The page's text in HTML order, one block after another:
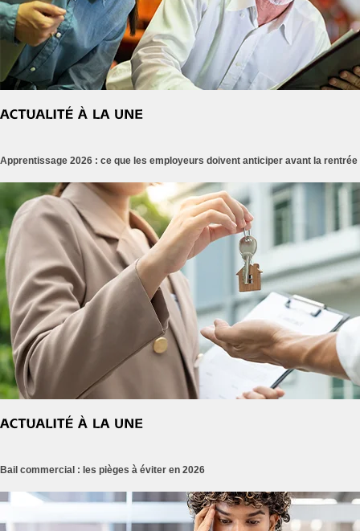
Apprentissage 2026 : ce que les employeurs doivent anticiper avant la rentrée
Bail commercial : les pièges à éviter en 2026